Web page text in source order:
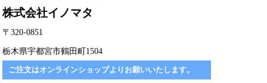
株式会社イノマタ
〒320-0851
栃木県宇都宮市鶴田町1504
ご注文はオンラインショップよりお願いいたします。